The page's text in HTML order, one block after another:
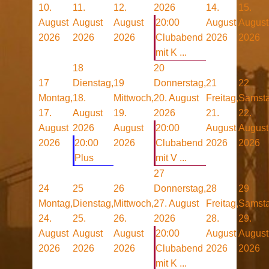
10.
August
2026
11.
August
2026
12.
August
2026
2026
20:00
Clubabend
mit K ...
14.
August
2026
15.
August
2026
17
Montag,
17.
August
2026
18
Dienstag,
18.
August
2026
20:00
Plus
19
Mittwoch,
19.
August
2026
20
Donnerstag,
20. August
2026
20:00
Clubabend
mit V ...
21
Freitag,
21.
August
2026
22
22.
August
2026
24
Montag,
24.
August
2026
25
Dienstag,
25.
August
2026
26
Mittwoch,
26.
August
2026
27
Donnerstag,
27. August
2026
20:00
Clubabend
mit K ...
28
Freitag,
28.
August
2026
29
29.
August
2026